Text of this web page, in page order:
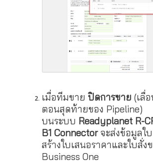
เมื่อทีมขายปิดการขาย (เลื่
ตอนสุดท้ายของ Pipeline)
บนระบบ Readyplanet R-
B1 Connectorจะส่งข้อมูลใ
สร้างใบเสนอราคาและใบสั่ง
Business One